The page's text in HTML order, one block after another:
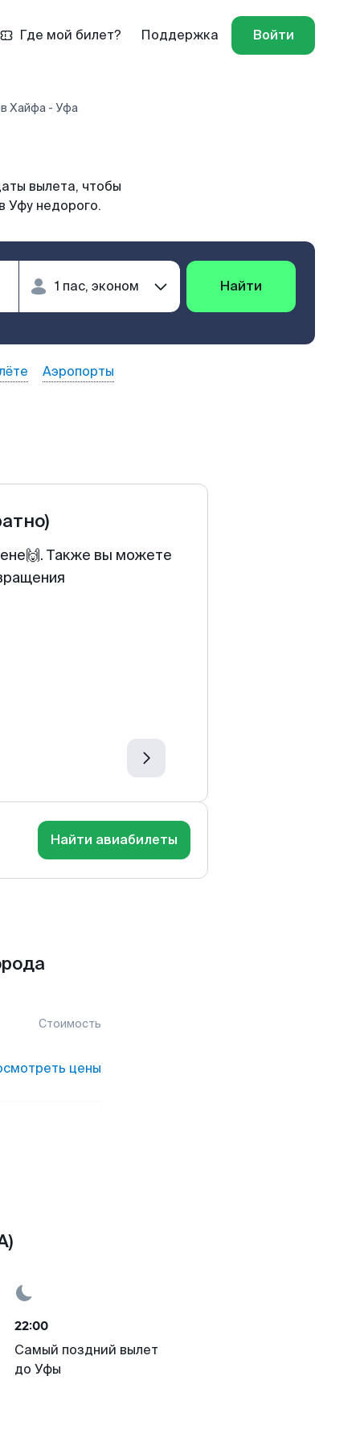
Где мой билет? Поддержка Войти
Хайфа - Уфа
вылета, чтобы
Уфу недорого.
Найти
Аэропорты
Также вы можете
Найти авиабилеты
Стоимость
цены
22:00
Самый поздний вылет
до Уфы